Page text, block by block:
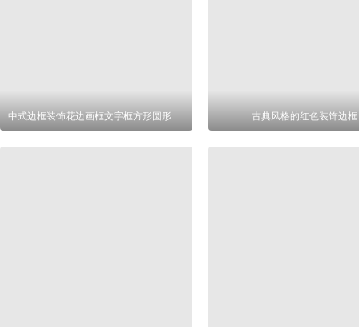
中式边框装饰花边画框文字框方形圆形纹样 古典风格的红色装饰边框